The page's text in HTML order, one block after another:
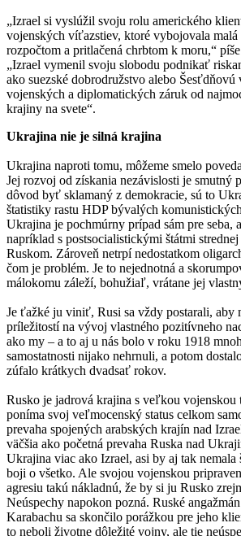
„Izrael si vyslúžil svoju rolu amerického
vojenských víťazstiev, ktoré vybojovala
rozpočtom a pritlačená chrbtom k moru,“
„Izrael vymenil svoju slobodu podnikať
ako suezské dobrodružstvo alebo
vojenských a diplomatických záruk od
krajiny na svete“.
Ukrajina nie je silná krajina
Ukrajina naproti tomu, môžeme smelo
Jej rozvoj od získania nezávislosti je smutný
dôvod byť sklamaný z demokracie, sú to
štatistiky rastu HDP bývalých
Ukrajina je pochmúrny prípad sám pre seba,
napríklad s postsocialistickými štátmi
Ruskom. Zároveň netrpí nedostatkom
čom je problém. Je to nejednotná a
málokomu záleží, bohužiaľ, vrátane jej
Je ťažké ju viniť, Rusi sa vždy postarali, aby
príležitostí na vývoj vlastného pozitívneho
ako my – a to aj u nás bolo v roku 1918
samostatnosti nijako nehrnuli, a potom
zúfalo krátkych dvadsať rokov.
Rusko je jadrová krajina s veľkou vojenskou
poníma svoj veľmocenský status celkom
prevaha spojených arabských krajín nad
väčšia ako početná prevaha Ruska nad
Ukrajina viac ako Izrael, asi by aj tak nemala
boji o všetko. Ale svojou vojenskou
agresiu takú nákladnú, že by si ju Rusko
Neúspechy napokon pozná. Ruské
Karabachu sa skončilo porážkou pre jeho
to neboli životne dôležité vojny, ale tie